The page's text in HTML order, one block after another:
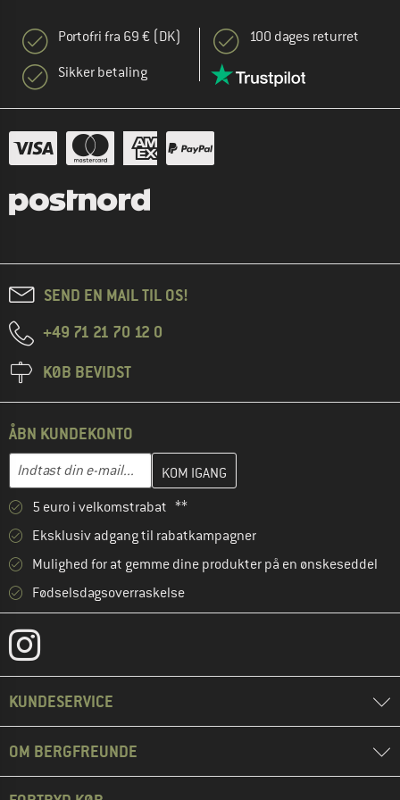
Portofri fra 69 € (DK)
Sikker betaling
100 dages returret
SEND EN MAIL TIL OS!
+49 71 21 70 12 0
KØB BEVIDST
ÅBN KUNDEKONTO
E-mail-adresse
Indtast din e-mailadresse her, og opret i næste trin din
5 euro i velkomstrabat **
Eksklusiv adgang til rabatkampagner
Mulighed for at gemme dine produkter på en ønskeseddel
Fødselsdagsoverraskelse
KUNDESERVICE
OM BERGFREUNDE